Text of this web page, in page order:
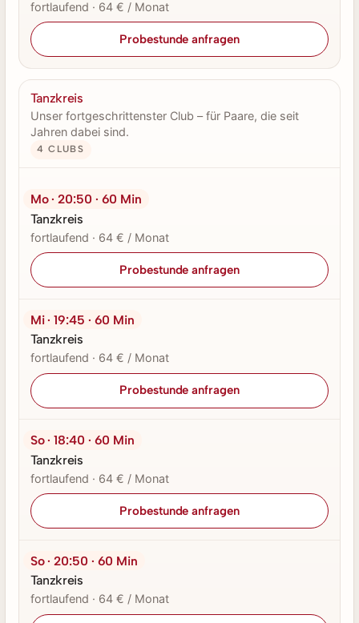
fortlaufend · 64 € / Monat
Probestunde anfragen
Tanzkreis
Unser fortgeschrittenster Club – für Paare, die seit
Jahren dabei sind.
4 CLUBS
Mo · 20:50 · 60 Min
Tanzkreis
fortlaufend · 64 € / Monat
Probestunde anfragen
Mi · 19:45 · 60 Min
Tanzkreis
fortlaufend · 64 € / Monat
Probestunde anfragen
So · 18:40 · 60 Min
Tanzkreis
fortlaufend · 64 € / Monat
Probestunde anfragen
So · 20:50 · 60 Min
Tanzkreis
fortlaufend · 64 € / Monat